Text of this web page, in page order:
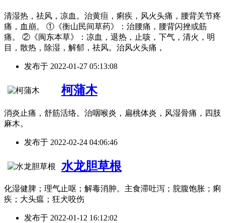
清湿热，祛风，凉血。治黄疸，痢疾，风火头痛，腰背关节疼
痛，血崩。 ①《衡山民间草药》：治腰痛，腰背闪挫或筋
痛。 ②《闽东本草》：凉血，退热，止咳，下气，清火，明
目，散热，除湿，解郁，祛风。治风火头痛，
发布于 2022-01-27 05:13:08
柯蒲木
消炎止痛，舒筋活络。治咽喉炎，扁桃体炎，风湿骨痛，四肢
麻木。
发布于 2022-02-24 04:06:46
水龙胆草根
化湿健脾；理气止呕；解毒消肿。主食滞吐泻；脘腹饱胀；痢
疾；大头瘟；狂犬咬伤
发布于 2022-01-12 16:12:02